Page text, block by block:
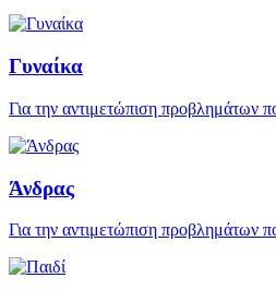
Γυναίκα
Για την αντιμετώπιση προβλημάτων
Άνδρας
Για την αντιμετώπιση προβλημάτων